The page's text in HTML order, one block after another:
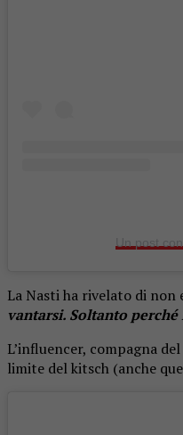
La Nasti ha rivelato di non
vantarsi. Soltanto
L’influencer, compagna
limite del kitsch (anche